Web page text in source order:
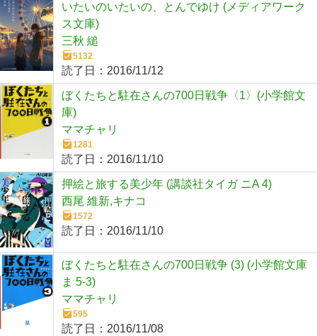
いたいのいたいの、とんでゆけ (メディアワーク
ス文庫)
三秋 縋
5132
読了日： 2016/11/12
ぼくたちと駐在さんの700日戦争〈1〉(小学館文
庫)
ママチャリ
1281
読了日： 2016/11/10
押絵と旅する美少年 (講談社タイガ ニA 4)
西尾 維新,キナコ
1572
読了日： 2016/11/10
ぼくたちと駐在さんの700日戦争 (3) (小学館文庫
ま 5-3)
ママチャリ
595
読了日： 2016/11/08